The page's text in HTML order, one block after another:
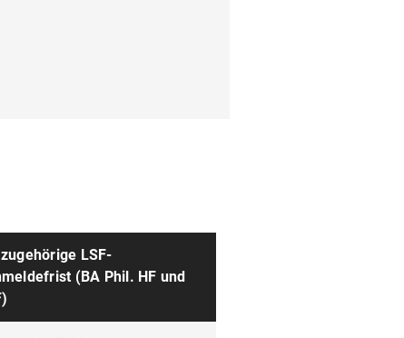
LSF-
(BA Phil. HF und